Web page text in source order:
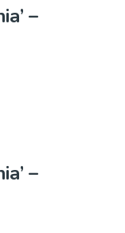
–
–